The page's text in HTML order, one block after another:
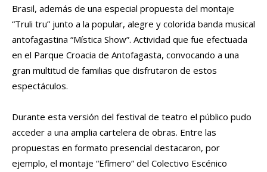
Brasil, además de una especial propuesta del montaje
“Truli tru” junto a la popular, alegre y colorida banda musical
antofagastina “Mística Show”. Actividad que fue efectuada
en el Parque Croacia de Antofagasta, convocando a una
gran multitud de familias que disfrutaron de estos
espectáculos.
Durante esta versión del festival de teatro el público pudo
acceder a una amplia cartelera de obras. Entre las
propuestas en formato presencial destacaron, por
ejemplo, el montaje “Efímero” del Colectivo Escénico